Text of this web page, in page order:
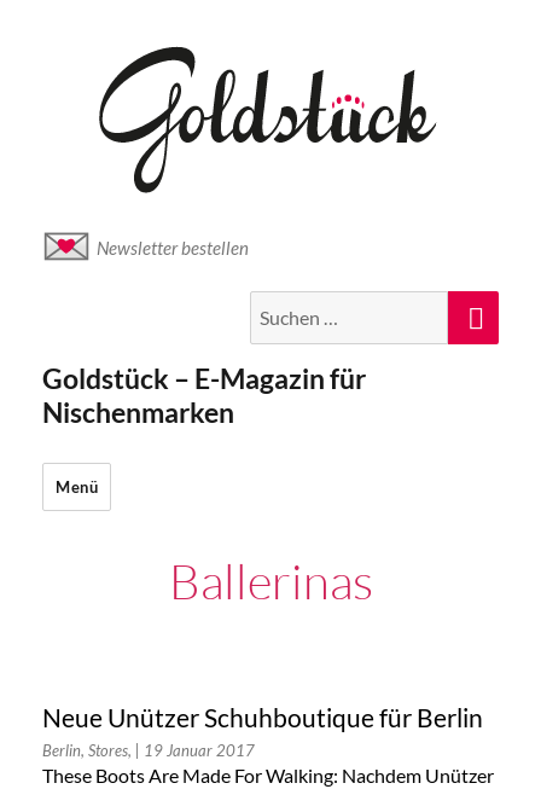
Newsletter bestellen
nach:
Goldstück – E-Magazin für
Nischenmarken
Menü
Ballerinas
Neue Unützer Schuhboutique für Berlin
Berlin, Stores, | 19 Januar 2017
These Boots Are Made For Walking: Nachdem Unützer